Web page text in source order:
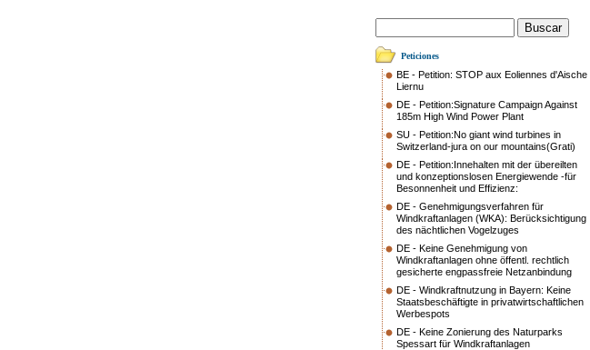
Peticiones
BE - Petition: STOP aux Eoliennes d'Aische
Liernu
DE - Petition:Signature Campaign Against
185m High Wind Power Plant
SU - Petition:No giant wind turbines in
Switzerland-jura on our mountains(Grati)
DE - Petition:Innehalten mit der übereilten
und konzeptionslosen Energiewende -für
Besonnenheit und Effizienz:
DE - Genehmigungsverfahren für
Windkraftanlagen (WKA): Berücksichtigung
des nächtlichen Vogelzuges
DE - Keine Genehmigung von
Windkraftanlagen ohne öffentl. rechtlich
gesicherte engpassfreie Netzanbindung
DE - Windkraftnutzung in Bayern: Keine
Staatsbeschäftigte in privatwirtschaftlichen
Werbespots
DE - Keine Zonierung des Naturparks
Spessart für Windkraftanlagen